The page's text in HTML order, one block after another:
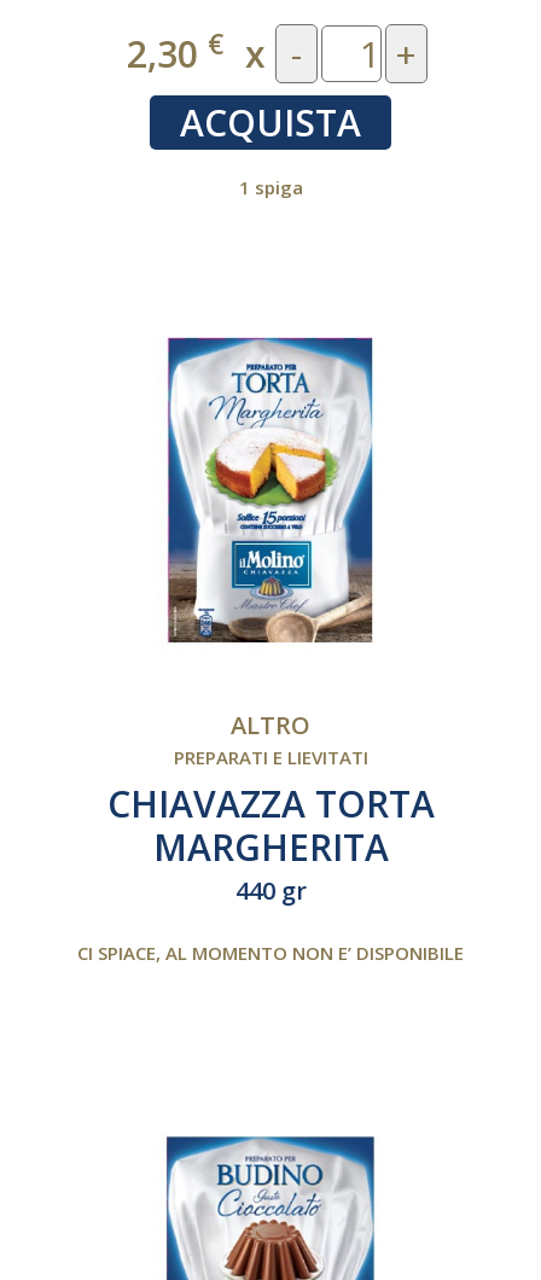
2,30 € x -
+
ACQUISTA
1 spiga
ALTRO
PREPARATI E LIEVITATI
CHIAVAZZA TORTA
MARGHERITA
440 gr
CI SPIACE, AL MOMENTO NON E’ DISPONIBILE